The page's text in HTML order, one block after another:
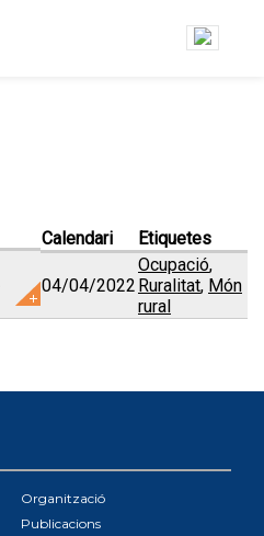
Calendari Etiquetes
04/04/2022
Ocupació,
Ruralitat, Món
rural
Organització
Publicacions